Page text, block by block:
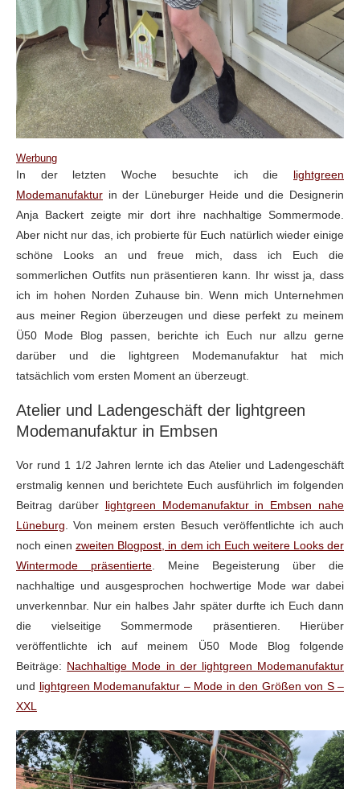
Werbung
In der letzten Woche besuchte ich die lightgreen
Modemanufaktur in der Lüneburger Heide und die Designerin
Anja Backert zeigte mir dort ihre nachhaltige Sommermode.
Aber nicht nur das, ich probierte für Euch natürlich wieder einige
schöne Looks an und freue mich, dass ich Euch die
sommerlichen Outfits nun präsentieren kann. Ihr wisst ja, dass
ich im hohen Norden Zuhause bin. Wenn mich Unternehmen
aus meiner Region überzeugen und diese perfekt zu meinem
Ü50 Mode Blog passen, berichte ich Euch nur allzu gerne
darüber und die lightgreen Modemanufaktur hat mich
tatsächlich vom ersten Moment an überzeugt.
Atelier und Ladengeschäft der lightgreen
Modemanufaktur in Embsen
Vor rund 1 1/2 Jahren lernte ich das Atelier und Ladengeschäft
erstmalig kennen und berichtete Euch ausführlich im folgenden
Beitrag darüber lightgreen Modemanufaktur in Embsen nahe
Lüneburg. Von meinem ersten Besuch veröffentlichte ich auch
noch einenzweiten Blogpost, in dem ich Euch weitere Looks der
Wintermode präsentierte. Meine Begeisterung über die
nachhaltige und ausgesprochen hochwertige Mode war dabei
unverkennbar. Nur ein halbes Jahr später durfte ich Euch dann
die vielseitige Sommermode präsentieren. Hierüber
veröffentlichte ich auf meinem Ü50 Mode Blog folgende
Beiträge: Nachhaltige Mode in der lightgreen Modemanufaktur
und lightgreen Modemanufaktur – Mode in den Größen von S –
XXL